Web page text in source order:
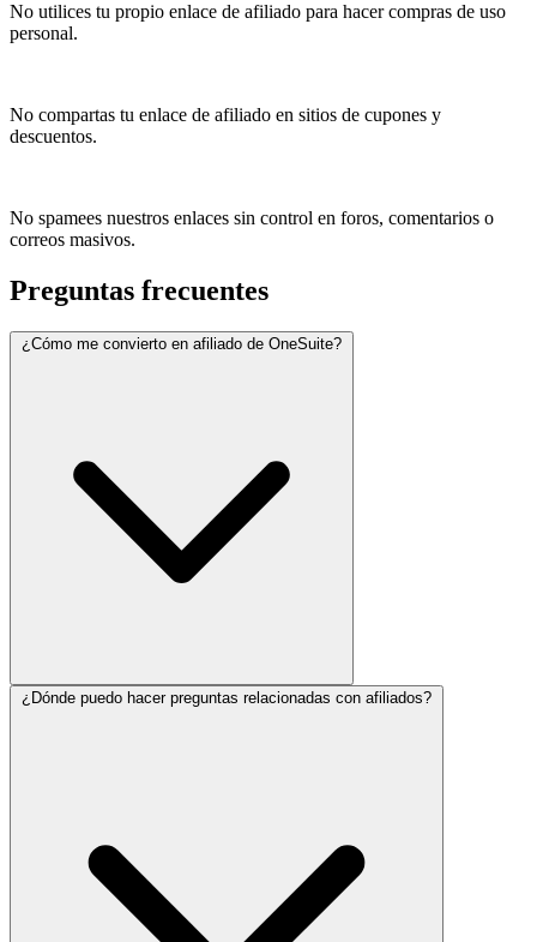
No utilices tu propio enlace de afiliado para hacer compras de uso
personal.
No compartas tu enlace de afiliado en sitios de cupones y
descuentos.
No spamees nuestros enlaces sin control en foros, comentarios o
correos masivos.
Preguntas frecuentes
¿Cómo me convierto en afiliado de OneSuite?
¿Dónde puedo hacer preguntas relacionadas con afiliados?